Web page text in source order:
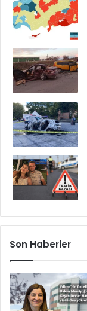
Son Haberler